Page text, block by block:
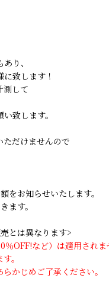
り、
致します！
測して
致します。
だけませんので
お知らせいたします。
ます。
とは異なります>
OFF!など）は適用されま
。
かじめご了承ください。